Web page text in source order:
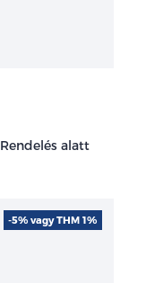
Rendelés alatt
-5% vagy THM 1%